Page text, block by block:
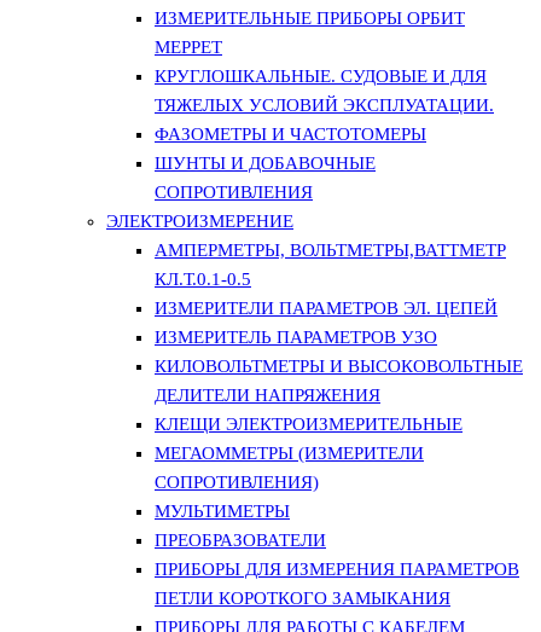
ИЗМЕРИТЕЛЬНЫЕ ПРИБОРЫ ОРБИТ
МЕРРЕТ
КРУГЛОШКАЛЬНЫЕ. СУДОВЫЕ И ДЛЯ
ТЯЖЕЛЫХ УСЛОВИЙ ЭКСПЛУАТАЦИИ.
ФАЗОМЕТРЫ И ЧАСТОТОМЕРЫ
ШУНТЫ И ДОБАВОЧНЫЕ
СОПРОТИВЛЕНИЯ
ЭЛЕКТРОИЗМЕРЕНИЕ
АМПЕРМЕТРЫ, ВОЛЬТМЕТРЫ,ВАТТМЕТР
КЛ.Т.0.1-0.5
ИЗМЕРИТЕЛИ ПАРАМЕТРОВ ЭЛ. ЦЕПЕЙ
ИЗМЕРИТЕЛЬ ПАРАМЕТРОВ УЗО
КИЛОВОЛЬТМЕТРЫ И ВЫСОКОВОЛЬТНЫЕ
ДЕЛИТЕЛИ НАПРЯЖЕНИЯ
КЛЕЩИ ЭЛЕКТРОИЗМЕРИТЕЛЬНЫЕ
МЕГАОММЕТРЫ (ИЗМЕРИТЕЛИ
СОПРОТИВЛЕНИЯ)
МУЛЬТИМЕТРЫ
ПРЕОБРАЗОВАТЕЛИ
ПРИБОРЫ ДЛЯ ИЗМЕРЕНИЯ ПАРАМЕТРОВ
ПЕТЛИ КОРОТКОГО ЗАМЫКАНИЯ
ПРИБОРЫ ДЛЯ РАБОТЫ С КАБЕЛЕМ